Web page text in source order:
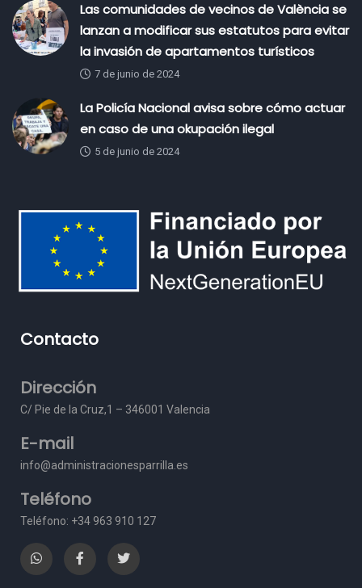
Las comunidades de vecinos de València se
lanzan a modificar sus estatutos para evitar
la invasión de apartamentos turísticos
7 de junio de 2024
La Policía Nacional avisa sobre cómo actuar
en caso de una okupación ilegal
5 de junio de 2024
Contacto
Dirección
C/ Pie de la Cruz,1 – 346001 Valencia
E-mail
info@administracionesparrilla.es
Teléfono
Teléfono: +34 963 910 127